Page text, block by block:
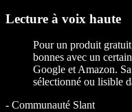
Lecture à voix haute
Pour un produit
bonnes avec un
Google et Amazon.
sélectionné ou lisible
- Communauté Slant